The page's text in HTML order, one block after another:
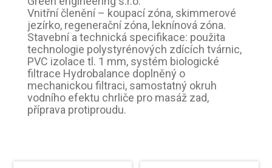
Vnitřní členění – koupací zóna, skimmerové
jezírko, regenerační zóna, leknínová zóna.
Stavební a technická specifikace: použita
technologie polystyrénových zdících tvárnic,
PVC izolace tl. 1 mm, systém biologické
filtrace Hydrobalance doplněný o
mechanickou filtraci, samostatný okruh
vodního efektu chrliče pro masáž zad,
příprava protiproudu.